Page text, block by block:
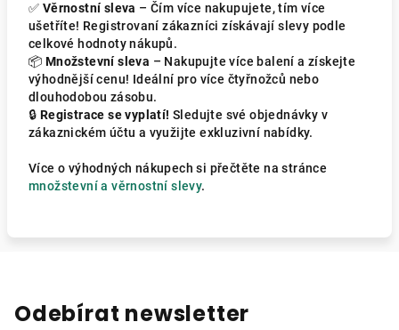
✅ Věrnostní sleva – Čím více nakupujete, tím více
ušetříte! Registrovaní zákazníci získávají slevy podle
celkové hodnoty nákupů.
📦 Množstevní sleva – Nakupujte více balení a získejte
výhodnější cenu! Ideální pro více čtyřnožců nebo
dlouhodobou zásobu.
🔒 Registrace se vyplatí! Sledujte své objednávky v
zákaznickém účtu a využijte exkluzivní nabídky.
Více o výhodných nákupech si přečtěte na stránce
množstevní a věrnostní slevy.
Odebírat newsletter